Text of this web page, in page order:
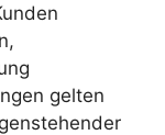
gelten